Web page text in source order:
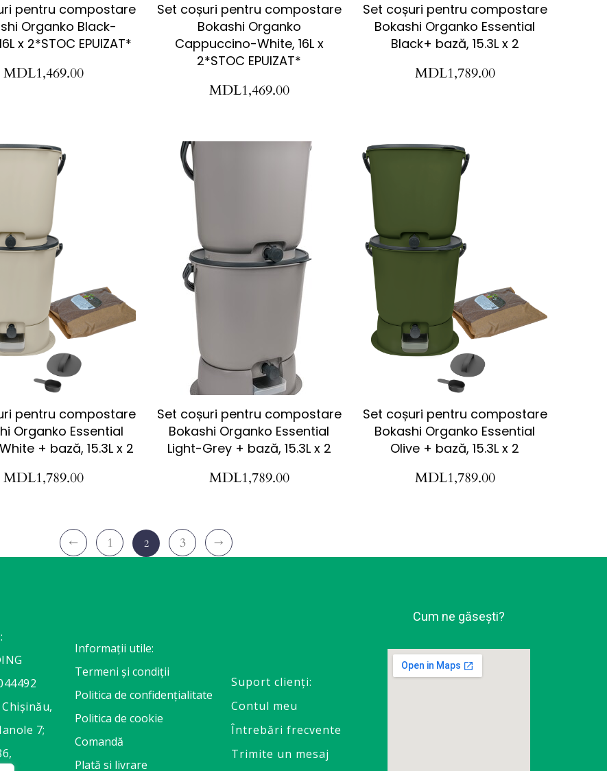
pentru compostare
Organko Black-
x 2*STOC EPUIZAT*
MDL1,469.00
Set coșuri pentru compostare
Bokashi Organko
Cappuccino-White, 16L x
2*STOC EPUIZAT*
MDL1,469.00
Set coșuri pentru compostare
Bokashi Organko Essential
Black+ bază, 15.3L x 2
MDL1,789.00
pentru compostare
Organko Essential
+ bază, 15.3L x 2
MDL1,789.00
Set coșuri pentru compostare
Bokashi Organko Essential
Light-Grey + bază, 15.3L x 2
MDL1,789.00
Set coșuri pentru compostare
Bokashi Organko Essential
Olive + bază, 15.3L x 2
MDL1,789.00
← 1 2 3 →
7;
Informații utile:
Termeni și condiții
Politica de confidențialitate
Politica de cookie
Comandă
Plată si livrare
Suport clienţi:
Contul meu
Întrebări frecvente
Trimite un mesaj
Cum ne găsești?